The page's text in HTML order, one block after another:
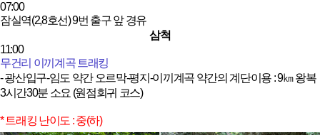
07:00
잠실역(2,8호선) 9번 출구 앞 경유
삼척
11:00
무건리 이끼계곡 트래킹
- 광산입구-임도 약간 오르막-평지-이끼계곡 약간의 계단이용 : 9㎞ 왕복
3시간30분 소요 (원점회귀 코스)
* 트래킹 난이도 : 중(하)